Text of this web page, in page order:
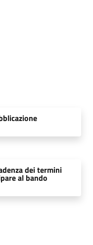
dei termini
al bando